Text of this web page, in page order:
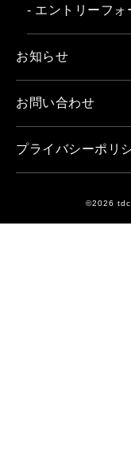
- エントリーフォ
お知らせ
お問い合わせ
プライバシーポリ
©2026